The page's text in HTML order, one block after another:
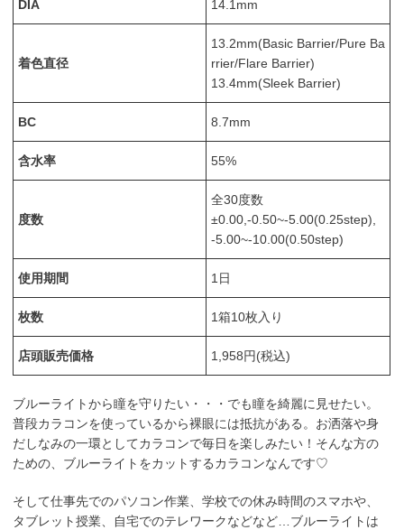
DIA 14.1mm
着色直径
13.2mm(Basic Barrier/Pure Ba
rrier/Flare Barrier)
13.4mm(Sleek Barrier)
BC 8.7mm
含水率 55%
度数
全30度数
±0.00,-0.50~-5.00(0.25step),
-5.00~-10.00(0.50step)
使用期間 1日
枚数 1箱10枚入り
店頭販売価格 1,958円(税込)
ブルーライトから瞳を守りたい・・・でも瞳を綺麗に見せたい。
普段カラコンを使っているから裸眼には抵抗がある。お洒落や身
だしなみの一環としてカラコンで毎日を楽しみたい！そんな方の
ための、ブルーライトをカットするカラコンなんです♡
そして仕事先でのパソコン作業、学校での休み時間のスマホや、
タブレット授業、自宅でのテレワークなどなど…ブルーライトは